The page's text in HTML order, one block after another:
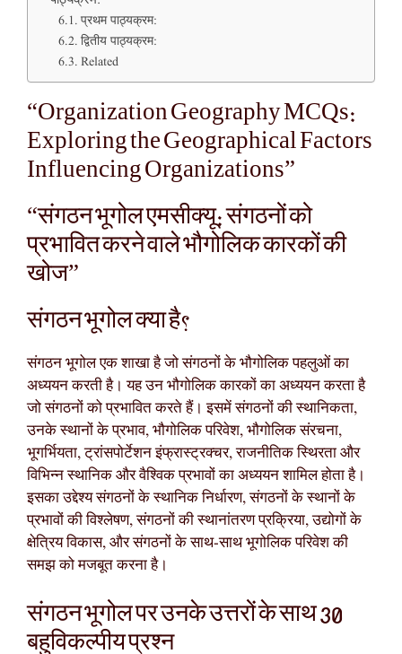
प्रथम पाठ्यक्रम:
द्वितीय पाठ्यक्रम:
Related
“Organization Geography MCQs:
Exploring the Geographical Factors
Influencing Organizations”
“संगठन भूगोल एमसीक्यू: संगठनों को
प्रभावित करने वाले भौगोलिक कारकों की
खोज”
संगठन भूगोल क्या है?
संगठन भूगोल एक शाखा है जो संगठनों के भौगोलिक पहलुओं का
अध्ययन करती है। यह उन भौगोलिक कारकों का अध्ययन करता है
जो संगठनों को प्रभावित करते हैं। इसमें संगठनों की स्थानिकता,
उनके स्थानों के प्रभाव, भौगोलिक परिवेश, भौगोलिक संरचना,
भूगर्भियता, ट्रांसपोर्टेशन इंफ्रास्ट्रक्चर, राजनीतिक स्थिरता और
विभिन्न स्थानिक और वैश्विक प्रभावों का अध्ययन शामिल होता है।
इसका उद्देश्य संगठनों के स्थानिक निर्धारण, संगठनों के स्थानों के
प्रभावों की विश्लेषण, संगठनों की स्थानांतरण प्रक्रिया, उद्योगों के
क्षेत्रिय विकास, और संगठनों के साथ-साथ भूगोलिक परिवेश की
समझ को मजबूत करना है।
संगठन भूगोल पर उनके उत्तरों के साथ 30
बहुविकल्पीय प्रश्न